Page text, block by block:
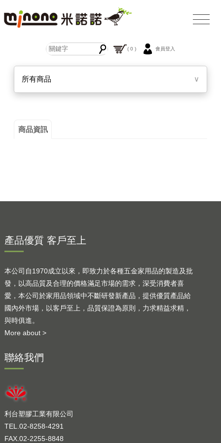
( 0 ) 會員登入
所有商品 ∨
商品資訊
產品優質 客戶至上
本公司自1970成立以來，即致力於各種五金家用品的製造及批
發，以高品質及合理的價格滿足市場的需求，深受消費者喜
愛，本公司於家用品領域中不斷研發新產品，提供優質產品給
國內外市場，以客戶至上，品質保證為原則，力求精益求精，
與時俱進。
More about >
聯絡我們
利台塑膠工業有限公司
TEL.02-8258-4291
FAX.02-2255-8848